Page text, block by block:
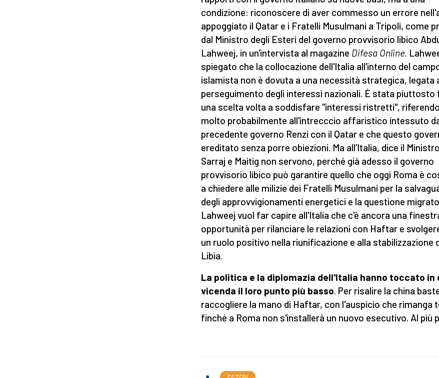
condizione: riconoscere di aver commesso un errore
appoggiato il Qatar e i Fratelli Musulmani a Tripoli, come
dal Ministro degli Esteri del governo provvisorio libico
Lahweej, in un'intervista al magazine Difesa Online.
spiegato che la collocazione dell'Italia all'interno del
islamista non è dovuta a una necessità strategica, legata
perseguimento degli interessi nazionali. È stata
una scelta volta a soddisfare "interessi ristretti",
molto probabilmente all'intrecccio affaristico intessuto
precedente governo Renzi con il Qatar e che questo
ereditato senza porre obiezioni. Ma all'Italia, dice il
Sarraj e Maitig non servono, perché già adesso il governo
provvisorio libico può garantire quello che oggi Roma è
a chiedere alle milizie dei Fratelli Musulmani per la
degli approvvigionamenti energetici e la questione
Lahweej vuol far capire all'Italia che c'è ancora una
opportunità per rilanciare le relazioni con Haftar e
un ruolo positivo nella riunificazione e alla stabilizzazione
Libia.
La politica e la diplomazia dell'Italia hanno toccato in
vicenda il loro punto più basso. Per risalire la china
raccogliere la mano di Haftar, con l'auspicio che rimanga
finché a Roma non s'installerà un nuovo esecutivo. Al più